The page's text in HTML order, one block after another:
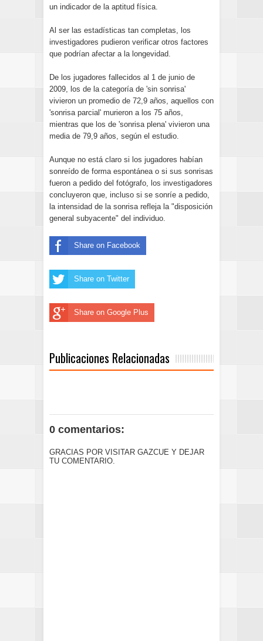
un indicador de la aptitud física.
Al ser las estadísticas tan completas, los
investigadores pudieron verificar otros factores
que podrían afectar a la longevidad.
De los jugadores fallecidos al 1 de junio de
2009, los de la categoría de 'sin sonrisa'
vivieron un promedio de 72,9 años, aquellos con
'sonrisa parcial' murieron a los 75 años,
mientras que los de 'sonrisa plena' vivieron una
media de 79,9 años, según el estudio.
Aunque no está claro si los jugadores habían
sonreído de forma espontánea o si sus sonrisas
fueron a pedido del fotógrafo, los investigadores
concluyeron que, incluso si se sonríe a pedido,
la intensidad de la sonrisa refleja la "disposición
general subyacente" del individuo.
Share on Facebook
Share on Twitter
Share on Google Plus
Publicaciones Relacionadas
0 comentarios:
GRACIAS POR VISITAR GAZCUE Y DEJAR
TU COMENTARIO.